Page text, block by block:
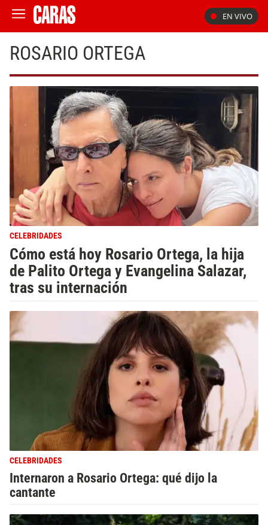
EN VIVO
ROSARIO ORTEGA
CELEBRIDADES
Cómo está hoy Rosario Ortega, la hija
de Palito Ortega y Evangelina Salazar,
tras su internación
CELEBRIDADES
Internaron a Rosario Ortega: qué dijo la
cantante